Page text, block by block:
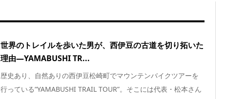
世界のトレイルを歩いた男が、西伊豆の古道を切り拓いた
理由—YAMABUSHI TR...
歴史あり、自然ありの西伊豆松崎町でマウンテンバイクツアーを
行っている“YAMABUSHI TRAIL TOUR”。そこには代表・松本さん